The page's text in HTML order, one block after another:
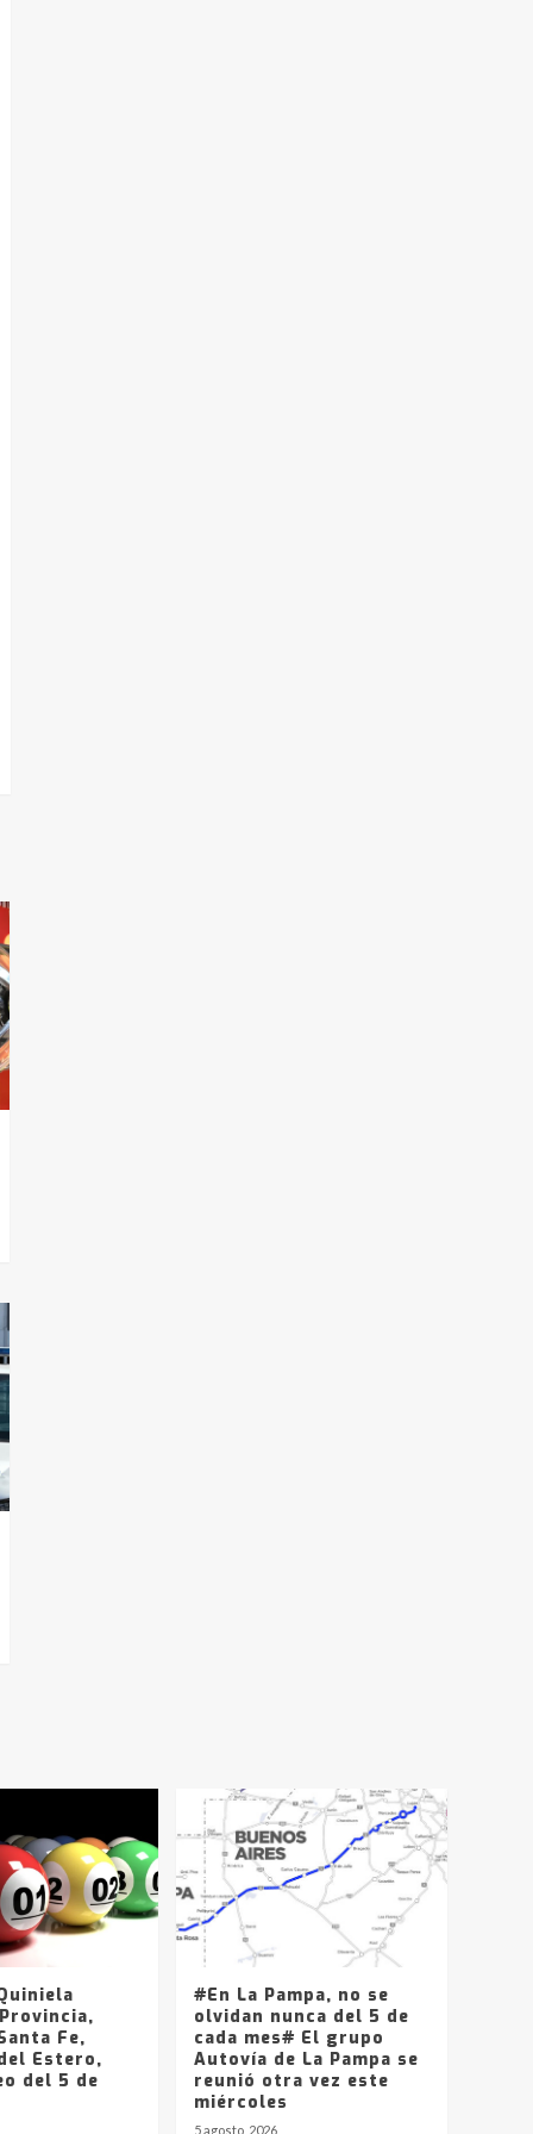
Fe,
Estero,
del 5 de
#En La Pampa, no se
olvidan nunca del 5 de
cada mes# El grupo
Autovía de La Pampa se
reunió otra vez este
miércoles
5 agosto, 2026